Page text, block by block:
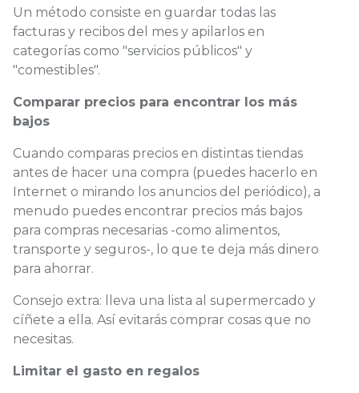
Un método consiste en guardar todas las
facturas y recibos del mes y apilarlos en
categorías como "servicios públicos" y
"comestibles".
Comparar precios para encontrar los más
bajos
Cuando comparas precios en distintas tiendas
antes de hacer una compra (puedes hacerlo en
Internet o mirando los anuncios del periódico), a
menudo puedes encontrar precios más bajos
para compras necesarias -como alimentos,
transporte y seguros-, lo que te deja más dinero
para ahorrar.
Consejo extra: lleva una lista al supermercado y
cíñete a ella. Así evitarás comprar cosas que no
necesitas.
Limitar el gasto en regalos